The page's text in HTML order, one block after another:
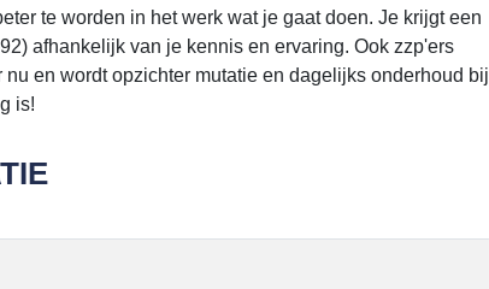
te worden in het werk wat je gaat doen. Je krijgt een
afhankelijk van je kennis en ervaring. Ook zzp'ers
en wordt opzichter mutatie en dagelijks onderhoud bij
is!